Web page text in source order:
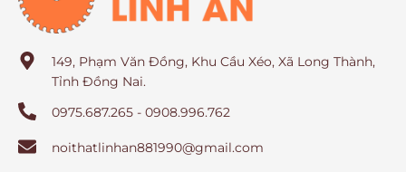
149, Phạm Văn Đồng, Khu Cầu Xéo, Xã Long Thành,
Tỉnh Đồng Nai.
0975.687.265 - 0908.996.762
noithatlinhan881990@gmail.com